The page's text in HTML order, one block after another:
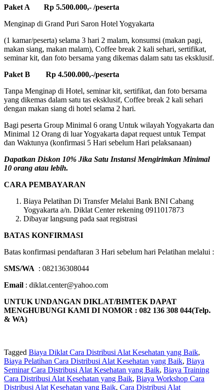
Paket A Rp 5.500.000,- /peserta
Menginap di Grand Puri Saron Hotel Yogyakarta
(1 kamar/peserta) selama 3 hari 2 malam, konsumsi (makan pagi,
makan siang, makan malam), Coffee break 2 kali sehari, sertifikat,
seminar kit, dan foto bersama yang dikemas dalam satu tas eksklusif.
Paket B Rp 4.500.000,-/peserta
Tanpa Menginap di Hotel, seminar kit, sertifikat, dan foto bersama
yang dikemas dalam satu tas eksklusif, Coffee break 2 kali sehari
dengan makan siang di hotel selama 2 hari.
Bagi peserta Group Minimal 6 orang Untuk wilayah Yogyakarta dan
Minimal 12 Orang di luar Yogyakarta dapat request untuk Tempat
dan Waktunya (konfirmasi 5 Hari sebelum Hari pelaksanaan)
Dapatkan Diskon 10% Jika Satu Instansi Mengirimkan Minimal
10 orang atau lebih.
CARA PEMBAYARAN
Biaya Pelatihan Di Transfer Melalui Bank BNI Cabang
Yogyakarta a/n. Diklat Center rekening 0911017873
Dibayar langsung pada saat registrasi
BATAS KONFIRMASI
Batas konfirmasi pendaftaran 3 Hari sebelum hari Pelatihan melalui :
SMS/WA : 082136308044
Email : diklat.center@yahoo.com
UNTUK UNDANGAN DIKLAT/BIMTEK DAPAT
MENGHUBUNGI KAMI DI NOMOR : 082 136 308 044(Telp.
& WA)
Tagged Biaya Diklat Cara Distribusi Alat Kesehatan yang Baik,
Biaya Pelatihan Cara Distribusi Alat Kesehatan yang Baik, Biaya
Seminar Cara Distribusi Alat Kesehatan yang Baik, Biaya Training
Cara Distribusi Alat Kesehatan yang Baik, Biaya Workshop Cara
Distribusi Alat Kesehatan yang Baik, Cara Distribusi Alat